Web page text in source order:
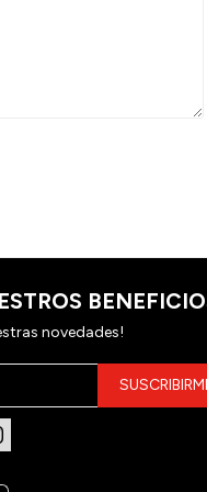
novedades!